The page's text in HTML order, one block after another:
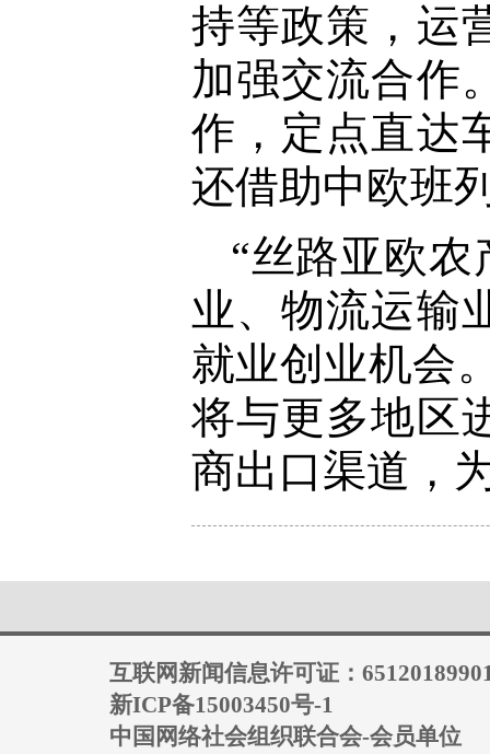
持等政策，运
加强交流合作
作，定点直达
还借助中欧班
“丝路亚欧
业、物流运输
就业创业机会
将与更多地区
商出口渠道，
互联网新闻信息许可证：
新ICP备15003450号-1
中国网络社会组织联合会-会员单位